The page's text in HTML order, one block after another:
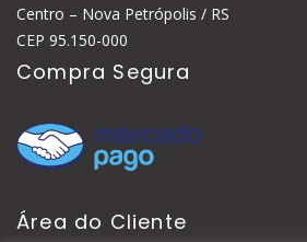
Centro – Nova Petrópolis / RS
CEP 95.150-000
Compra Segura
Área do Cliente